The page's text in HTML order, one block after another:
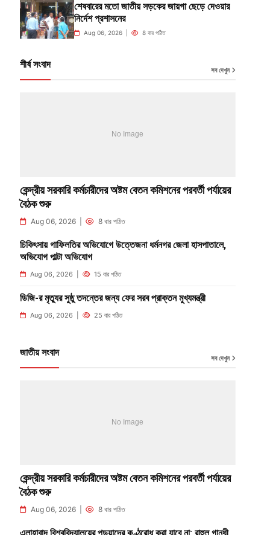
শেষবারের মতো জাতীয় সড়কের জায়গা ছেড়ে দেওয়ার
নির্দেশ প্রশাসনের
Aug 06, 2026 | 8 বার পঠিত
শীর্ষ সংবাদ সব দেখুন
কেন্দ্রীয় সরকারি কর্মচারীদের অষ্টম বেতন কমিশনের পরবর্তী পর্যায়ের
বৈঠক শুরু
Aug 06, 2026 | 8 বার পঠিত
চিকিৎসায় গাফিলতির অভিযোগে উত্তেজনা ধর্মনগর জেলা হাসপাতালে,
অভিযোগ পাল্টা অভিযোগ
Aug 06, 2026 | 15 বার পঠিত
ডিজি-র মৃত্যুর সুষ্ঠু তদন্তের জন্য ফের সরব প্রাক্তন মুখ্যমন্ত্রী
Aug 06, 2026 | 25 বার পঠিত
জাতীয় সংবাদ সব দেখুন
কেন্দ্রীয় সরকারি কর্মচারীদের অষ্টম বেতন কমিশনের পরবর্তী পর্যায়ের
বৈঠক শুরু
Aug 06, 2026 | 8 বার পঠিত